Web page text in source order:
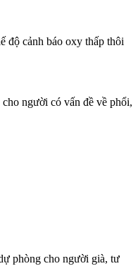
độ cảnh báo oxy thấp thôi
người có vấn đề về phổi,
phòng cho người già, tư